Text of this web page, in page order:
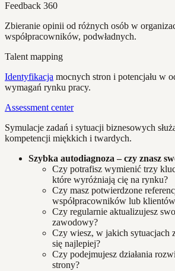
Feedback 360
Zbieranie opinii od różnych osób w
współpracowników, podwładnych.
Talent mapping
Identyfikacja mocnych stron i potencjału w
wymagań rynku pracy.
Assessment center
Symulacje zadań i sytuacji biznesowych
kompetencji miękkich i twardych.
Szybka autodiagnoza – czy znasz
Czy potrafisz wymienić trzy
które wyróżniają cię na rynku?
Czy masz potwierdzone
współpracowników lub
Czy regularnie aktualizujesz
zawodowy?
Czy wiesz, w jakich sytuacjach
się najlepiej?
Czy podejmujesz działania
strony?